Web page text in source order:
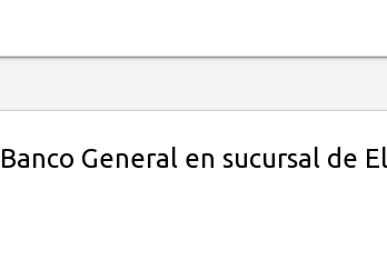
General en sucursal de El